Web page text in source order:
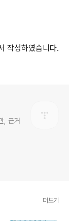
작성하였습니다.
, 근거
더보기